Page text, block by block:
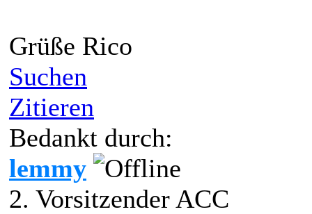
Grüße Rico
Suchen
Zitieren
Bedankt durch:
lemmy
2. Vorsitzender ACC